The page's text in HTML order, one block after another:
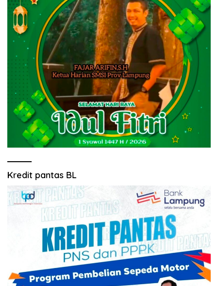
Kredit pantas BL